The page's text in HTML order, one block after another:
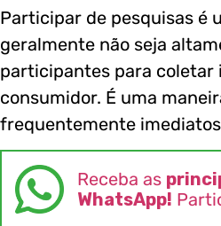
Participar de pesquisas é
geralmente não seja
participantes para coletar
consumidor. É uma
frequentemente
Receba as
WhatsApp!